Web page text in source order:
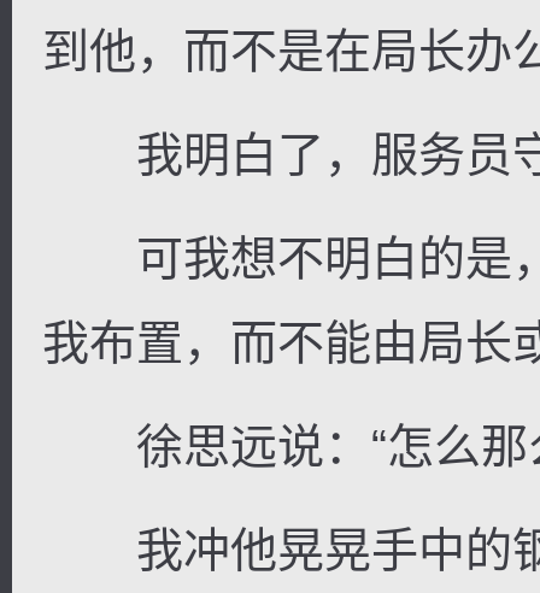
到他，而不是在局长办
我明白了，服务员
可我想不明白的是
我布置，而不能由局长
徐思远说：“怎么那
我冲他晃晃手中的